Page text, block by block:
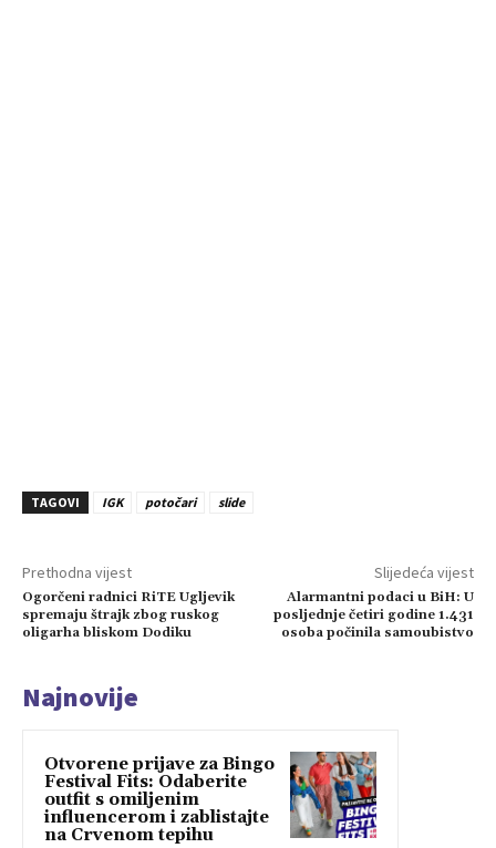
TAGOVI IGK potočari slide
Prethodna vijest
Ogorčeni radnici RiTE Ugljevik
spremaju štrajk zbog ruskog
oligarha bliskom Dodiku
Slijedeća vijest
Alarmantni podaci u BiH: U
posljednje četiri godine 1.431
osoba počinila samoubistvo
Najnovije
Otvorene prijave za Bingo
Festival Fits: Odaberite
outfit s omiljenim
influencerom i zablistajte
na Crvenom tepihu